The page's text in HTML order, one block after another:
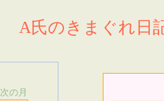
A氏のきまぐれ日
次の月